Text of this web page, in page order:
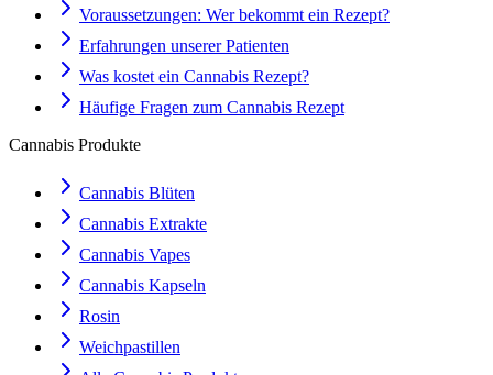
Voraussetzungen: Wer bekommt ein Rezept?
Erfahrungen unserer Patienten
Was kostet ein Cannabis Rezept?
Häufige Fragen zum Cannabis Rezept
Cannabis Produkte
Cannabis Blüten
Cannabis Extrakte
Cannabis Vapes
Cannabis Kapseln
Rosin
Weichpastillen